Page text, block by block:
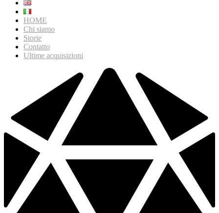
HOME
Chi siamo
Storie
Contatto
Ultime acquisizioni